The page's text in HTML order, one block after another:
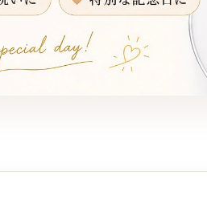
いただけます。